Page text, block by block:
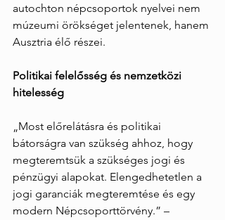
autochton népcsoportok nyelvei nem
múzeumi örökséget jelentenek, hanem
Ausztria élő részei.
Politikai felelősség és nemzetközi
hitelesség
„Most előrelátásra és politikai
bátorságra van szükség ahhoz, hogy
megteremtsük a szükséges jogi és
pénzügyi alapokat. Elengedhetetlen a
jogi garanciák megteremtése és egy
modern Népcsoporttörvény.” –